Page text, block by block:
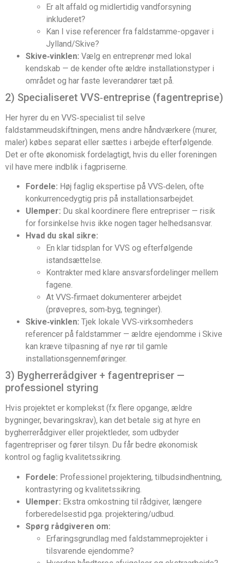
Er alt affald og midlertidig vandforsyning
inkluderet?
Kan I vise referencer fra faldstamme-opgaver i
Jylland/Skive?
Skive‑vinklen: Vælg en entreprenør med lokal
kendskab — de kender ofte ældre installationstyper i
området og har faste leverandører tæt på.
2) Specialiseret VVS‑entreprise (fagentreprise)
Her hyrer du en VVS‑specialist til selve
faldstammeudskiftningen, mens andre håndværkere (murer,
maler) købes separat eller sættes i arbejde efterfølgende.
Det er ofte økonomisk fordelagtigt, hvis du eller foreningen
vil have mere indblik i fagpriserne.
Fordele: Høj faglig ekspertise på VVS‑delen, ofte
konkurrencedygtig pris på installationsarbejdet.
Ulemper: Du skal koordinere flere entrepriser — risik
for forsinkelse hvis ikke nogen tager helhedsansvar.
Hvad du skal sikre:
En klar tidsplan for VVS og efterfølgende
istandsættelse.
Kontrakter med klare ansvarsfordelinger mellem
fagene.
At VVS‑firmaet dokumenterer arbejdet
(prøvepres, som‑byg, tegninger).
Skive‑vinklen: Tjek lokale VVS‑virksomheders
referencer på faldstammer — ældre ejendomme i Skive
kan kræve tilpasning af nye rør til gamle
installationsgennemføringer.
3) Bygherrerådgiver + fagentrepriser —
professionel styring
Hvis projektet er komplekst (fx flere opgange, ældre
bygninger, bevaringskrav), kan det betale sig at hyre en
bygherrerådgiver eller projektleder, som udbyder
fagentrepriser og fører tilsyn. Du får bedre økonomisk
kontrol og faglig kvalitetssikring.
Fordele: Professionel projektering, tilbudsindhentning,
kontrastyring og kvalitetssikring.
Ulemper: Ekstra omkostning til rådgiver, længere
forberedelsestid pga. projektering/udbud.
Spørg rådgiveren om:
Erfaringsgrundlag med faldstammeprojekter i
tilsvarende ejendomme?